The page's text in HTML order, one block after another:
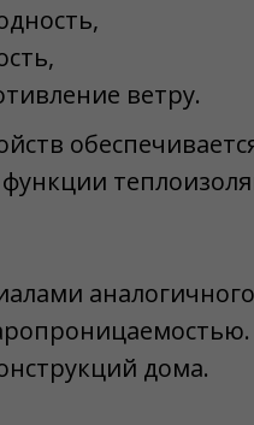
ветру.
дома.